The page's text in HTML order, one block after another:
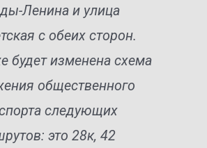
Ленина и улица
с обеих сторон.
будет изменена схема
общественного
следующих
это 28к, 42